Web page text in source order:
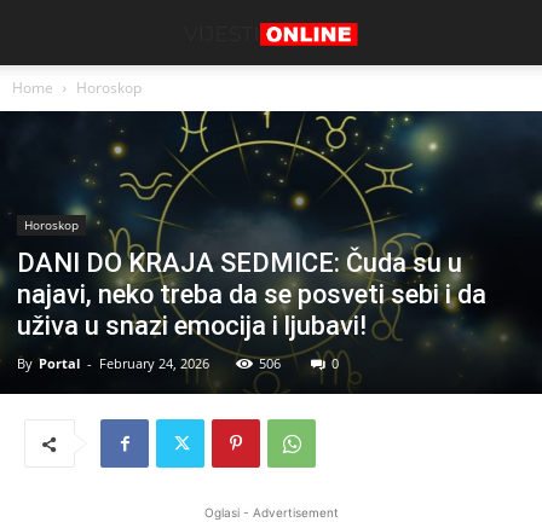
Home Horoskop
Horoskop
DANI DO KRAJA SEDMICE: Čuda su u
najavi, neko treba da se posveti sebi i da
uživa u snazi emocija i ljubavi!
By Portal - February 24, 2026 506 0
Oglasi - Advertisement